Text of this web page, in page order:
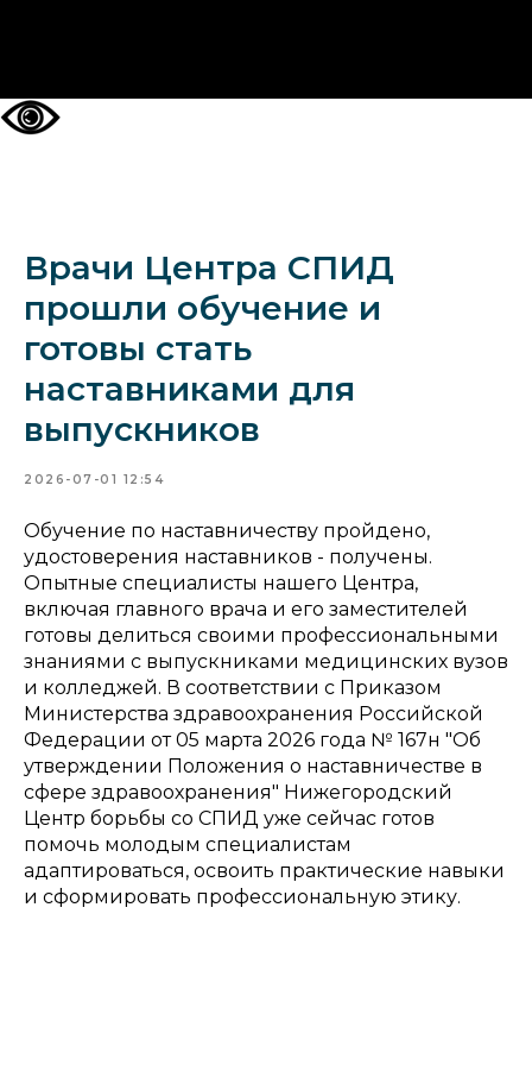
Врачи Центра СПИД
прошли обучение и
готовы стать
наставниками для
выпускников
2026-07-01 12:54
Обучение по наставничеству пройдено,
удостоверения наставников - получены.
Опытные специалисты нашего Центра,
включая главного врача и его заместителей
готовы делиться своими профессиональными
знаниями с выпускниками медицинских вузов
и колледжей. В соответствии с Приказом
Министерства здравоохранения Российской
Федерации от 05 марта 2026 года № 167н "Об
утверждении Положения о наставничестве в
сфере здравоохранения" Нижегородский
Центр борьбы со СПИД уже сейчас готов
помочь молодым специалистам
адаптироваться, освоить практические навыки
и сформировать профессиональную этику.